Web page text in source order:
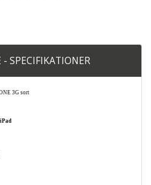
- SPECIFIKATIONER
3G sort